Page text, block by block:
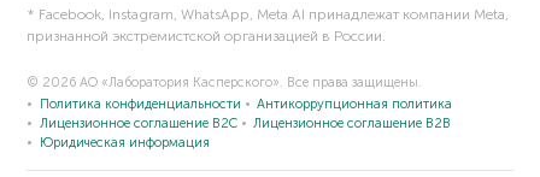
* Facebook, Instagram, WhatsApp, Meta AI принадлежат компании Meta,
признанной экстремистской организацией в России.
© 2026 АО «Лаборатория Касперского». Все права защищены.
Политика конфиденциальности
Антикоррупционная политика
Лицензионное соглашение B2C
Лицензионное соглашение B2B
Юридическая информация